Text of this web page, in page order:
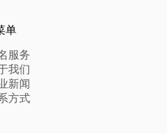
单
服务
我们
新闻
方式